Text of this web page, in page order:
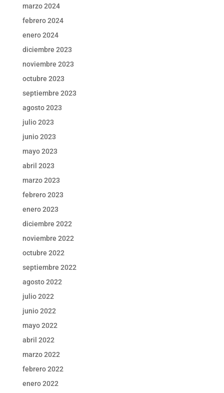
marzo 2024
febrero 2024
enero 2024
diciembre 2023
noviembre 2023
octubre 2023
septiembre 2023
agosto 2023
julio 2023
junio 2023
mayo 2023
abril 2023
marzo 2023
febrero 2023
enero 2023
diciembre 2022
noviembre 2022
octubre 2022
septiembre 2022
agosto 2022
julio 2022
junio 2022
mayo 2022
abril 2022
marzo 2022
febrero 2022
enero 2022